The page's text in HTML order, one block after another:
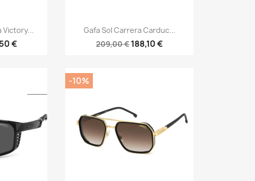
Victory...
€
Vista rápida
Gafa Sol Carrera Carduc...
209,00 €188,10 €
-10%